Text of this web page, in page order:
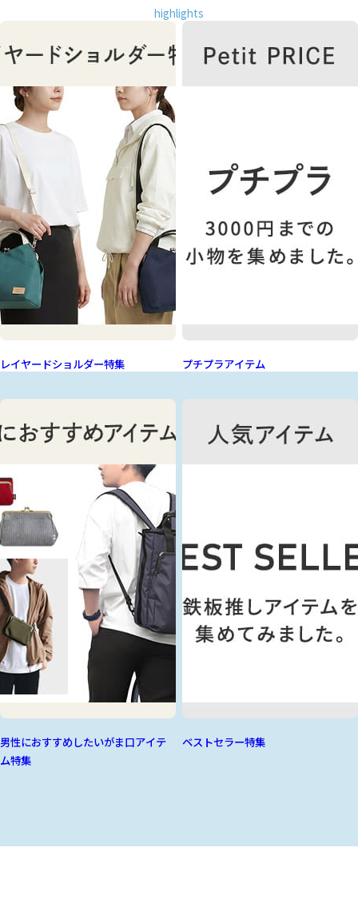
highlights
レイヤードショルダー特集 プチプラアイテム
男性におすすめしたいがま口アイテ
ム特集
ベストセラー特集